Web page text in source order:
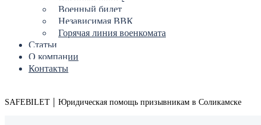
Военный билет
Независимая ВВК
Горячая линия военкомата
Статьи
О компании
Контакты
SAFEBILET | Юридическая помощь призывникам в Соликамске